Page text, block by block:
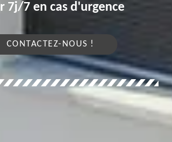
7j/7 en cas d'urgence
CONTACTEZ-NOUS !